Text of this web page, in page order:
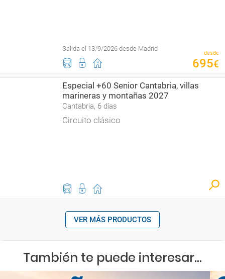
Salida el 13/9/2026 desde Madrid
desde
695€
Especial +60 Senior Cantabria, villas
marineras y montañas 2027
Cantabria, 6 días
Circuito clásico
VER MÁS PRODUCTOS
También te puede interesar...